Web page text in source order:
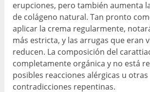
erupciones, pero también aumenta
de colágeno natural. Tan pronto
aplicar la crema regularmente,
más estricta, y las arrugas que eran
reducen. La composición del
completamente orgánica y no está
posibles reacciones alérgicas u otras
contradicciones repentinas.